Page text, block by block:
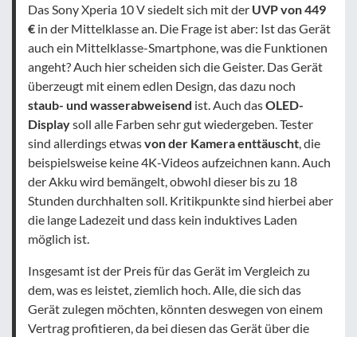
Das Sony Xperia 10 V siedelt sich mit der UVP von 449
€ in der Mittelklasse an. Die Frage ist aber: Ist das Gerät
auch ein Mittelklasse-Smartphone, was die Funktionen
angeht? Auch hier scheiden sich die Geister. Das Gerät
überzeugt mit einem edlen Design, das dazu noch
staub- und wasserabweisend ist. Auch dasOLED-
Displaysoll alle Farben sehr gut wiedergeben. Tester
sind allerdings etwasvon der Kamera enttäuscht, die
beispielsweise keine 4K-Videos aufzeichnen kann. Auch
der Akku wird bemängelt, obwohl dieser bis zu 18
Stunden durchhalten soll. Kritikpunkte sind hierbei aber
die lange Ladezeit und dass kein induktives Laden
möglich ist.
Insgesamt ist der Preis für das Gerät im Vergleich zu
dem, was es leistet, ziemlich hoch. Alle, die sich das
Gerät zulegen möchten, könnten deswegen von einem
Vertrag profitieren, da bei diesen das Gerät über die